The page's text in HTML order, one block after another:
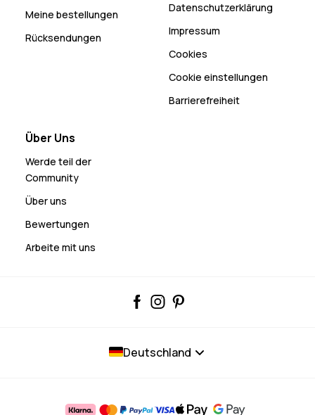
Meine bestellungen
Rücksendungen
Datenschutzerklärung
Impressum
Cookies
Cookie einstellungen
Barrierefreiheit
Über Uns
Werde teil der
Community
Über uns
Bewertungen
Arbeite mit uns
Deutschland